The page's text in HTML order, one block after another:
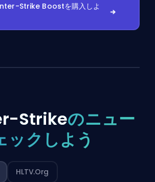
Strike Boostを購入しよ
Strikeのニュー
ックしよう
HLTV.org